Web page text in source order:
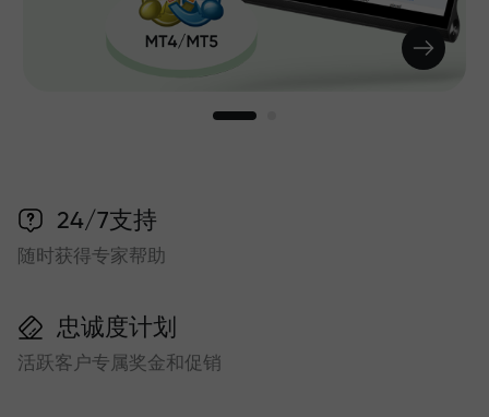
24/7支持
随时获得专家帮助
忠诚度计划
活跃客户专属奖金和促销